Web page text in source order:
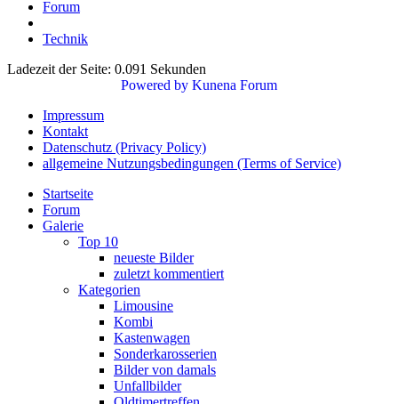
Forum
Technik
Ladezeit der Seite: 0.091 Sekunden
Powered by Kunena Forum
Impressum
Kontakt
Datenschutz (Privacy Policy)
allgemeine Nutzungsbedingungen (Terms of Service)
Startseite
Forum
Galerie
Top 10
neueste Bilder
zuletzt kommentiert
Kategorien
Limousine
Kombi
Kastenwagen
Sonderkarosserien
Bilder von damals
Unfallbilder